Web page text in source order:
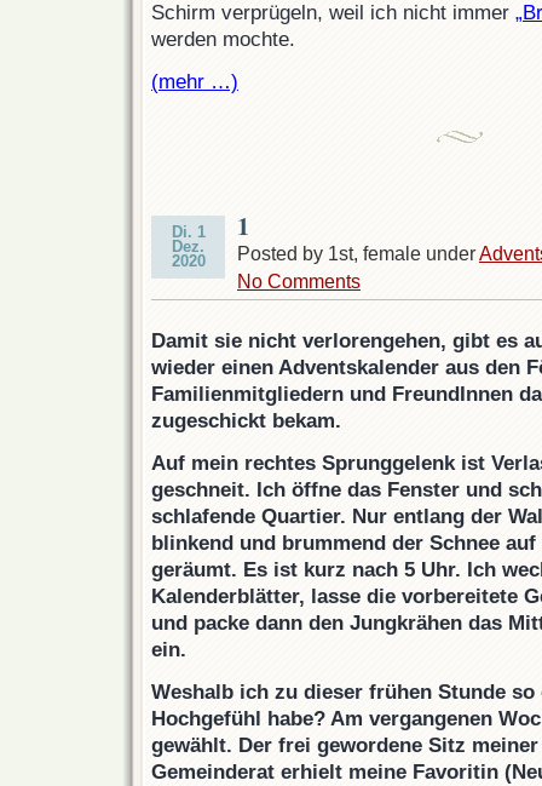
Schirm verprügeln, weil ich nicht immer
werden mochte.
(mehr …)
Di. 1
Dez.
2020
1
Posted by 1st, female under
No Comments
Damit sie nicht verlorengehen, gibt es
wieder einen Adventskalender aus den
Familienmitgliedern und FreundInnen
zugeschickt bekam.
Auf mein rechtes Sprunggelenk ist
geschneit. Ich öffne das Fenster und
schlafende Quartier. Nur entlang der
blinkend und brummend der Schnee auf
geräumt. Es ist kurz nach 5 Uhr. Ich
Kalenderblätter, lasse die vorbereitete
und packe dann den Jungkrähen das
ein.
Weshalb ich zu dieser frühen Stunde
Hochgefühl habe? Am vergangenen
gewählt. Der frei gewordene Sitz
Gemeinderat erhielt meine Favoritin